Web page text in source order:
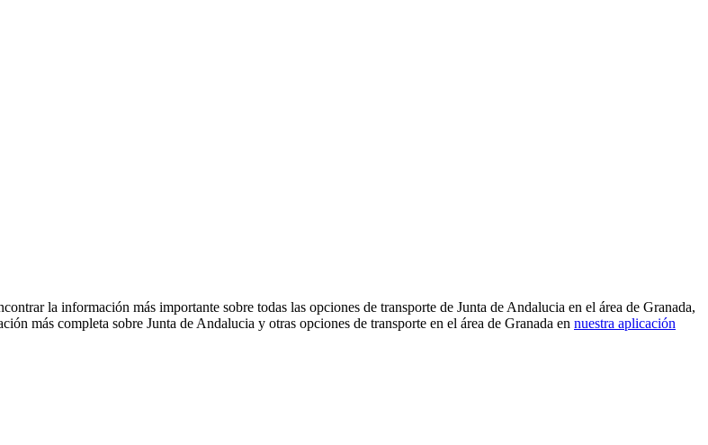
la información más importante sobre todas las opciones de transporte de Junta de Andalucia en el área de Granada,
más completa sobre Junta de Andalucia y otras opciones de transporte en el área de Granada en nuestra aplicación